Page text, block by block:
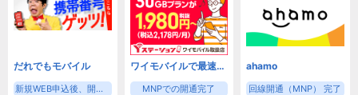
だれでもモバイル
新規WEB申込後、開通完了
ワイモバイルで最速キャッシュバック！Yステーション
MNPでの開通完了
ahamo
回線開通（MNP） 完了